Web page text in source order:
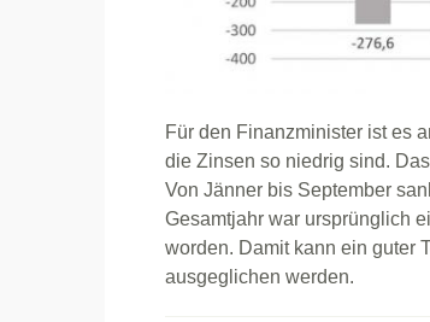
Für den Finanzminister ist es
die Zinsen so niedrig sind.
Von Jänner bis September
Gesamtjahr war ursprünglich
worden. Damit kann ein guter
ausgeglichen werden.